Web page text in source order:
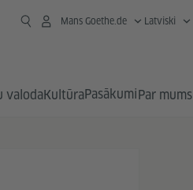
Mans Goethe.de Latviski
valodaKultūraPasākumiPar mums